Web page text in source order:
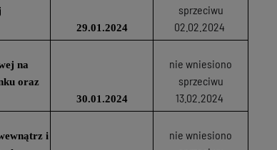
29.01.2024
sprzeciwu
02.02.2024
na
oraz
30.01.2024
nie wniesiono
sprzeciwu
13.02.2024
i
nie wniesiono